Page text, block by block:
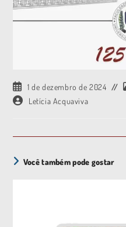
1 de dezembro de 2024
Letícia Acquaviva
Você também pode gostar